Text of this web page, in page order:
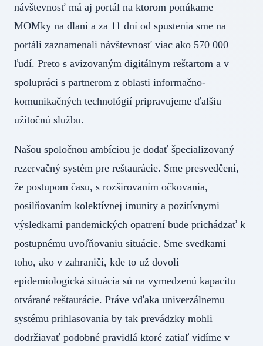
návštevnosť má aj portál na ktorom ponúkame
MOMky na dlani a za 11 dní od spustenia sme na
portáli zaznamenali návštevnosť viac ako 570 000
ľudí. Preto s avizovaným digitálnym reštartom a v
spolupráci s partnerom z oblasti informačno-
komunikačných technológií pripravujeme ďalšiu
užitočnú službu.
Našou spoločnou ambíciou je dodať špecializovaný
rezervačný systém pre reštaurácie. Sme presvedčení,
že postupom času, s rozširovaním očkovania,
posilňovaním kolektívnej imunity a pozitívnymi
výsledkami pandemických opatrení bude prichádzať k
postupnému uvoľňovaniu situácie. Sme svedkami
toho, ako v zahraničí, kde to už dovolí
epidemiologická situácia sú na vymedzenú kapacitu
otvárané reštaurácie. Práve vďaka univerzálnemu
systému prihlasovania by tak prevádzky mohli
dodržiavať podobné pravidlá ktoré zatiaľ vidíme v